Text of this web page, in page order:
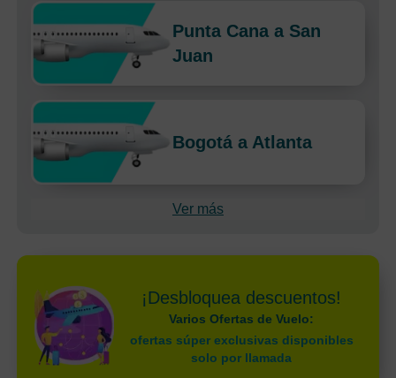
Punta Cana a San
Juan
Bogotá a Atlanta
Ver más
¡Desbloquea descuentos!
Varios Ofertas de Vuelo:
ofertas súper exclusivas disponibles
solo por llamada